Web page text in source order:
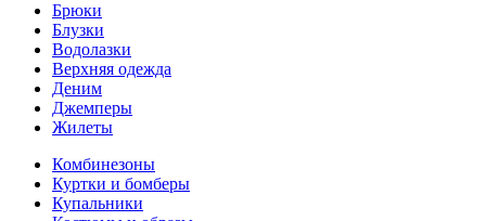
Брюки
Блузки
Водолазки
Верхняя одежда
Деним
Джемперы
Жилеты
Комбинезоны
Куртки и бомберы
Купальники